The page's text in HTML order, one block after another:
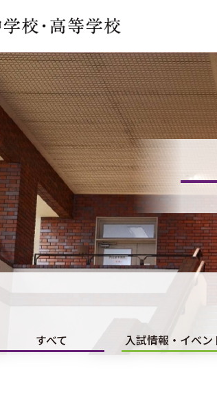
すべて 入試情報・イベン